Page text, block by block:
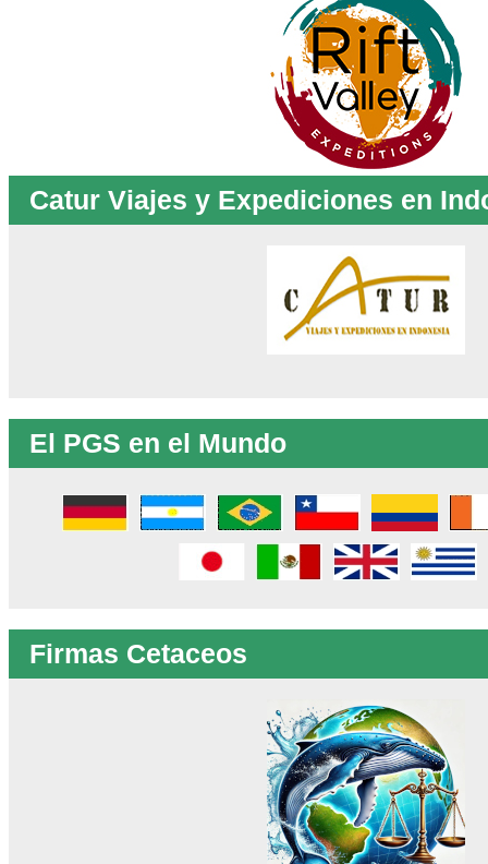
Catur Viajes y Expediciones en
El PGS en el Mundo
Firmas Cetaceos